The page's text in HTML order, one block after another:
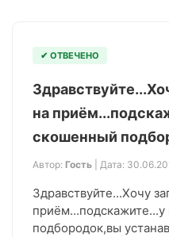
✔ ОТВЕЧЕНО
на
скошенный
Автор: Гость | Дата:
Здравствуйте...Хочу
подбородок,вы